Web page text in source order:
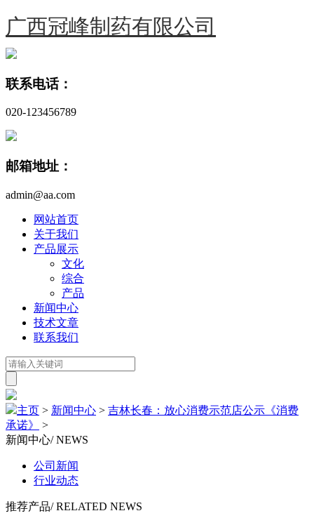
广西冠峰制药有限公司
联系电话：
020-123456789
邮箱地址：
admin@aa.com
网站首页
关于我们
产品展示
文化
综合
产品
新闻中心
技术文章
联系我们
主页 > 新闻中心 > 吉林长春：放心消费示范店公示《消费
承诺》
>
新闻中心/ NEWS
公司新闻
行业动态
推荐产品/ RELATED NEWS